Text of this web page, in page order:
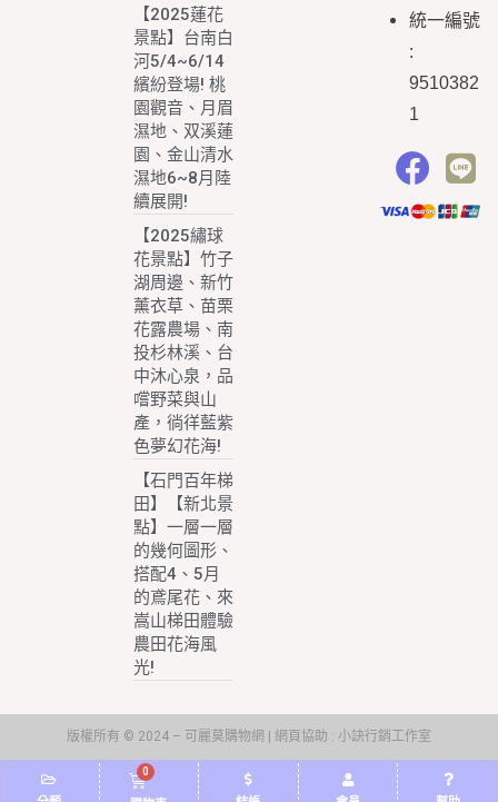
【2025蓮花
景點】台南白
河5/4~6/14
繽紛登場! 桃
園觀音、月眉
濕地、双溪蓮
園、金山清水
濕地6~8月陸
續展開!
【2025繡球
花景點】竹子
湖周邊、新竹
薰衣草、苗栗
花露農場、南
投杉林溪、台
中沐心泉，品
嚐野菜與山
產，徜徉藍紫
色夢幻花海!
【石門百年梯
田】【新北景
點】一層一層
的幾何圖形、
搭配4、5月
的鳶尾花、來
嵩山梯田體驗
農田花海風
光!
統一編號
:
9510382
1
版權所有 © 2024 – 可麗莫購物網 | 網頁協助 : 小訣行銷工作室
0